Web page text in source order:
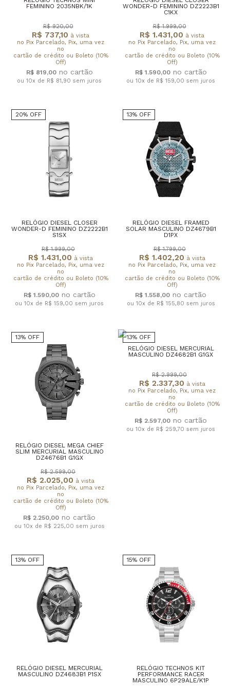
FEMININO 2035NBK/1K
R$ 737,10 à vista
no Pix Parcelado, Pix, uma vez
no
cartão de crédito ou Boleto (10%
Off)
R$ 920,00
R$ 819,00
ou 10x de R$ 81,90 sem juros
WONDER-D FEMININO DZ2223B1
C1KX
R$ 1.431,00 à vista
no Pix Parcelado, Pix, uma vez
no
cartão de crédito ou Boleto (10%
Off)
R$ 1.999,00
R$ 1.590,00
ou 10x de R$ 159,00 sem juros
20% OFF
RELÓGIO DIESEL CLOSER
WONDER-D FEMININO DZ2222B1
S1SX
R$ 1.431,00 à vista
no Pix Parcelado, Pix, uma vez
no
cartão de crédito ou Boleto (10%
Off)
R$ 1.999,00
R$ 1.590,00
ou 10x de R$ 159,00 sem juros
13% OFF
RELÓGIO DIESEL FRAMED
SOLAR MASCULINO DZ4679B1
D1PX
R$ 1.402,20 à vista
no Pix Parcelado, Pix, uma vez
no
cartão de crédito ou Boleto (10%
Off)
R$ 1.799,00
R$ 1.558,00
ou 10x de R$ 155,80 sem juros
13% OFF
RELÓGIO DIESEL MEGA CHIEF
SLIM MERCURIAL MASCULINO
DZ4676B1 G1GX
R$ 2.025,00 à vista
no Pix Parcelado, Pix, uma vez
no
cartão de crédito ou Boleto (10%
Off)
R$ 2.599,00
R$ 2.250,00
ou 10x de R$ 225,00 sem juros
13% OFF
RELÓGIO DIESEL MERCURIAL
MASCULINO DZ4682B1 G1GX
R$ 2.337,30 à vista
no Pix Parcelado, Pix, uma vez
no
cartão de crédito ou Boleto (10%
Off)
R$ 2.999,00
R$ 2.597,00
ou 10x de R$ 259,70 sem juros
13% OFF
RELÓGIO DIESEL MERCURIAL
MASCULINO DZ4683B1 P1SX
15% OFF
RELÓGIO TECHNOS KIT
PERFORMANCE RACER
MASCULINO 6P29ALE/K1P